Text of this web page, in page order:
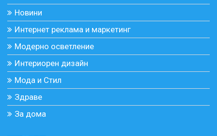
Новини
Интернет реклама и маркетинг
Модерно осветление
Интериорен дизайн
Мода и Стил
Здраве
За дома